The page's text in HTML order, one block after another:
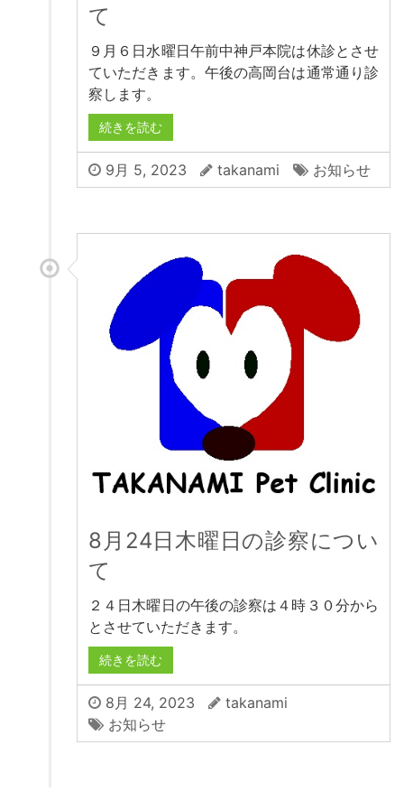
て
９月６日水曜日午前中神戸本院は休診とさせ
ていただきます。午後の高岡台は通常通り診
察します。
続きを読む
9月 5, 2023 takanami お知らせ
8月24日木曜日の診察につい
て
２４日木曜日の午後の診察は４時３０分から
とさせていただきます。
続きを読む
8月 24, 2023
takanami
お知らせ